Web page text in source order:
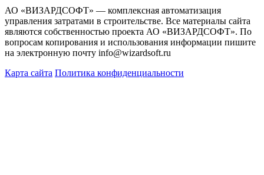
АО «ВИЗАРДСОФТ» — комплексная автоматизация
управления затратами в строительстве. Все материалы сайта
являются собственностью проекта АО «ВИЗАРДСОФТ». По
вопросам копирования и использования информации пишите
на электронную почту info@wizardsoft.ru
Карта сайта Политика конфиденциальности